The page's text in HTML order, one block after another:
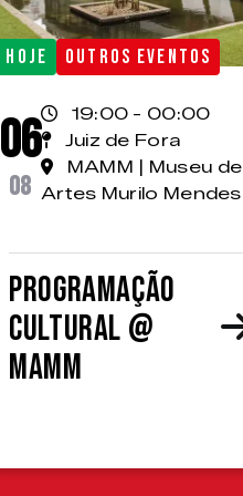
HOJE OUTROS EVENTOS
06
08
19:00 - 00:00
Juiz de Fora
MAMM | Museu de
Artes Murilo Mendes
Programação
cultural @
MAMM